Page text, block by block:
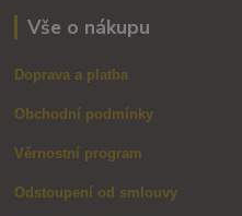
Vše o nákupu
Doprava a platba
Obchodní podmínky
Věrnostní program
Odstoupení od smlouvy